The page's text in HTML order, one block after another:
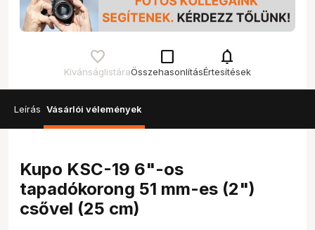
Kívánságlistára
check_box_outline_blank
Összehasonlítás
notifications
Értesítések
Leírás Vásárlói vélemények
Kupo KSC-19 6"-os
tapadókorong 51 mm-es (2")
csővel (25 cm)